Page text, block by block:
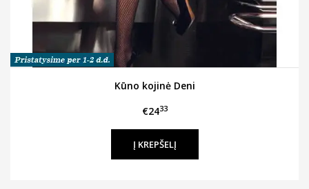
Kūno kojinė Deni
€2433